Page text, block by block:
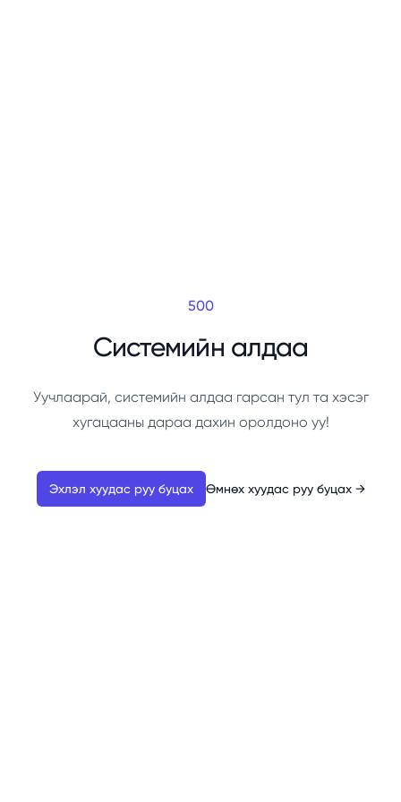
500
Системийн алдаа
Уучлаарай, системийн алдаа гарсан тул та хэсэг
хугацааны дараа дахин оролдоно уу!
Эхлэл хуудас руу буцах Өмнөх хуудас руу буцах →